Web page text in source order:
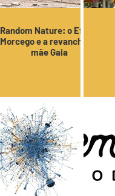
Random Nature: o Efeito
Morcego e a revanche da
mãe Gaia